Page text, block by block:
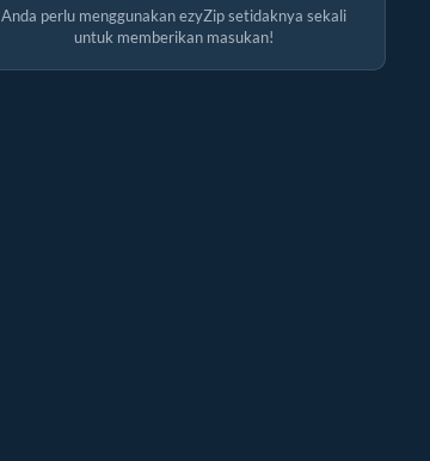
Anda perlu menggunakan ezyZip setidaknya sekali
untuk memberikan masukan!